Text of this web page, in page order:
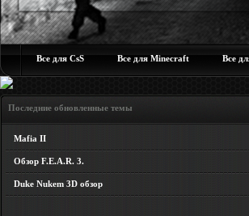
Все для CsS Все для Minecraft Все
Последние обновленные
Mafia II
Обзор F.E.A.R. 3.
Duke Nukem 3D обзор